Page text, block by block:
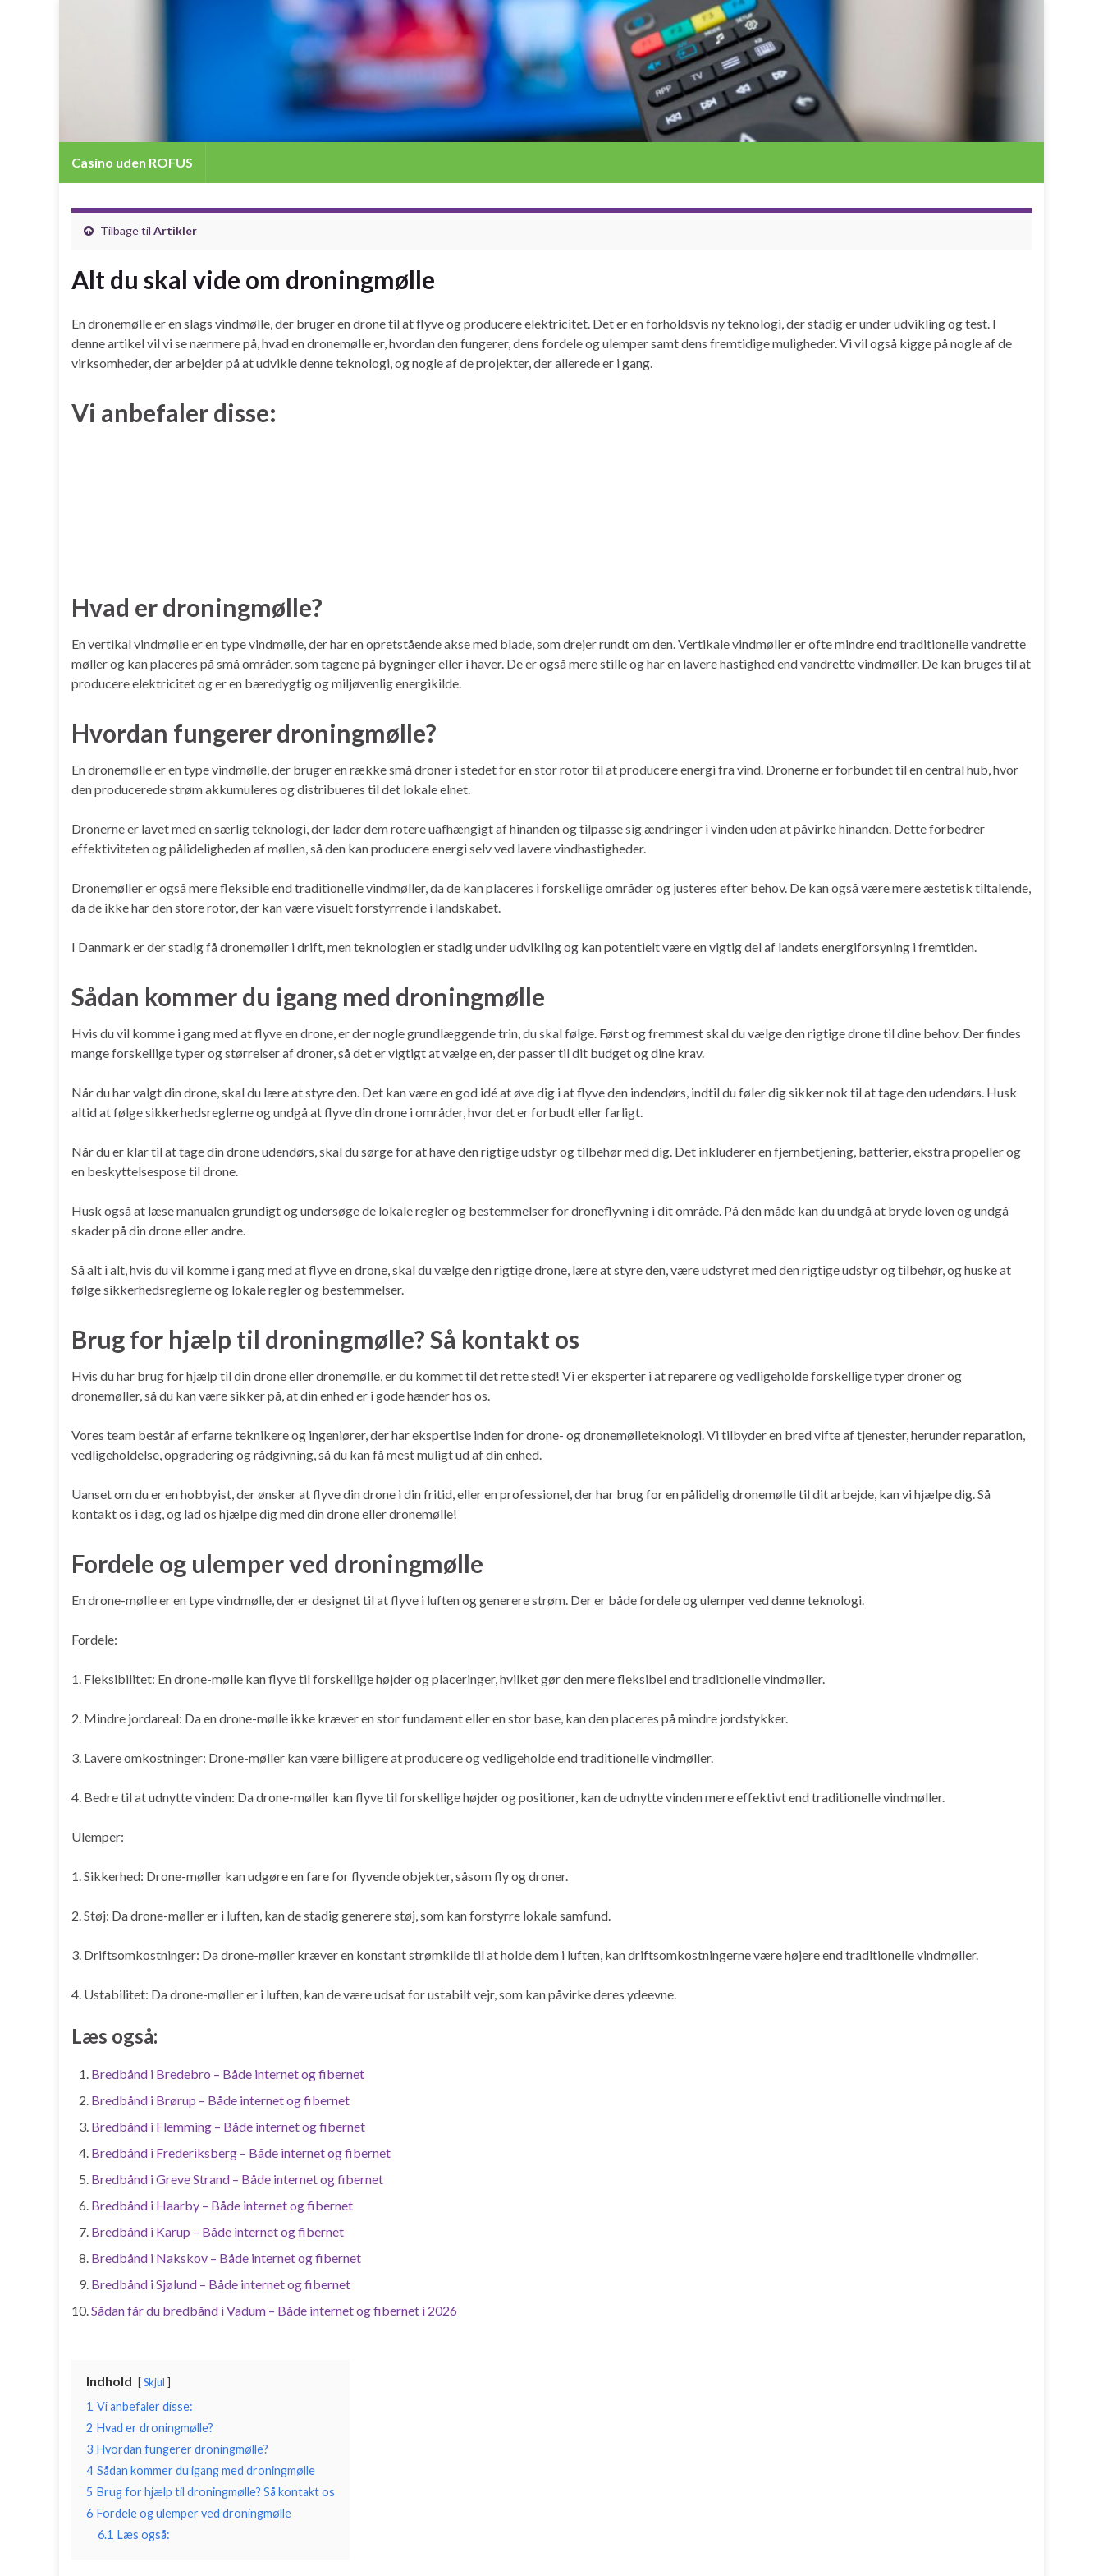
Casino uden ROFUS
Tilbage til Artikler
Alt du skal vide om droningmølle
En dronemølle er en slags vindmølle, der bruger en drone til at flyve og producere elektricitet. Det er en forholdsvis ny teknologi, der stadig er under udvikling og test. I
denne artikel vil vi se nærmere på, hvad en dronemølle er, hvordan den fungerer, dens fordele og ulemper samt dens fremtidige muligheder. Vi vil også kigge på nogle af de
virksomheder, der arbejder på at udvikle denne teknologi, og nogle af de projekter, der allerede er i gang.
Vi anbefaler disse:
Hvad er droningmølle?
En vertikal vindmølle er en type vindmølle, der har en opretstående akse med blade, som drejer rundt om den. Vertikale vindmøller er ofte mindre end traditionelle vandrette
møller og kan placeres på små områder, som tagene på bygninger eller i haver. De er også mere stille og har en lavere hastighed end vandrette vindmøller. De kan bruges til at
producere elektricitet og er en bæredygtig og miljøvenlig energikilde.
Hvordan fungerer droningmølle?
En dronemølle er en type vindmølle, der bruger en række små droner i stedet for en stor rotor til at producere energi fra vind. Dronerne er forbundet til en central hub, hvor
den producerede strøm akkumuleres og distribueres til det lokale elnet.
Dronerne er lavet med en særlig teknologi, der lader dem rotere uafhængigt af hinanden og tilpasse sig ændringer i vinden uden at påvirke hinanden. Dette forbedrer
effektiviteten og pålideligheden af møllen, så den kan producere energi selv ved lavere vindhastigheder.
Dronemøller er også mere fleksible end traditionelle vindmøller, da de kan placeres i forskellige områder og justeres efter behov. De kan også være mere æstetisk tiltalende,
da de ikke har den store rotor, der kan være visuelt forstyrrende i landskabet.
I Danmark er der stadig få dronemøller i drift, men teknologien er stadig under udvikling og kan potentielt være en vigtig del af landets energiforsyning i fremtiden.
Sådan kommer du igang med droningmølle
Hvis du vil komme i gang med at flyve en drone, er der nogle grundlæggende trin, du skal følge. Først og fremmest skal du vælge den rigtige drone til dine behov. Der findes
mange forskellige typer og størrelser af droner, så det er vigtigt at vælge en, der passer til dit budget og dine krav.
Når du har valgt din drone, skal du lære at styre den. Det kan være en god idé at øve dig i at flyve den indendørs, indtil du føler dig sikker nok til at tage den udendørs. Husk
altid at følge sikkerhedsreglerne og undgå at flyve din drone i områder, hvor det er forbudt eller farligt.
Når du er klar til at tage din drone udendørs, skal du sørge for at have den rigtige udstyr og tilbehør med dig. Det inkluderer en fjernbetjening, batterier, ekstra propeller og
en beskyttelsespose til drone.
Husk også at læse manualen grundigt og undersøge de lokale regler og bestemmelser for droneflyvning i dit område. På den måde kan du undgå at bryde loven og undgå
skader på din drone eller andre.
Så alt i alt, hvis du vil komme i gang med at flyve en drone, skal du vælge den rigtige drone, lære at styre den, være udstyret med den rigtige udstyr og tilbehør, og huske at
følge sikkerhedsreglerne og lokale regler og bestemmelser.
Brug for hjælp til droningmølle? Så kontakt os
Hvis du har brug for hjælp til din drone eller dronemølle, er du kommet til det rette sted! Vi er eksperter i at reparere og vedligeholde forskellige typer droner og
dronemøller, så du kan være sikker på, at din enhed er i gode hænder hos os.
Vores team består af erfarne teknikere og ingeniører, der har ekspertise inden for drone- og dronemølleteknologi. Vi tilbyder en bred vifte af tjenester, herunder reparation,
vedligeholdelse, opgradering og rådgivning, så du kan få mest muligt ud af din enhed.
Uanset om du er en hobbyist, der ønsker at flyve din drone i din fritid, eller en professionel, der har brug for en pålidelig dronemølle til dit arbejde, kan vi hjælpe dig. Så
kontakt os i dag, og lad os hjælpe dig med din drone eller dronemølle!
Fordele og ulemper ved droningmølle
En drone-mølle er en type vindmølle, der er designet til at flyve i luften og generere strøm. Der er både fordele og ulemper ved denne teknologi.
Fordele:
1. Fleksibilitet: En drone-mølle kan flyve til forskellige højder og placeringer, hvilket gør den mere fleksibel end traditionelle vindmøller.
2. Mindre jordareal: Da en drone-mølle ikke kræver en stor fundament eller en stor base, kan den placeres på mindre jordstykker.
3. Lavere omkostninger: Drone-møller kan være billigere at producere og vedligeholde end traditionelle vindmøller.
4. Bedre til at udnytte vinden: Da drone-møller kan flyve til forskellige højder og positioner, kan de udnytte vinden mere effektivt end traditionelle vindmøller.
Ulemper:
1. Sikkerhed: Drone-møller kan udgøre en fare for flyvende objekter, såsom fly og droner.
2. Støj: Da drone-møller er i luften, kan de stadig generere støj, som kan forstyrre lokale samfund.
3. Driftsomkostninger: Da drone-møller kræver en konstant strømkilde til at holde dem i luften, kan driftsomkostningerne være højere end traditionelle vindmøller.
4. Ustabilitet: Da drone-møller er i luften, kan de være udsat for ustabilt vejr, som kan påvirke deres ydeevne.
Læs også:
Bredbånd i Bredebro – Både internet og fibernet
Bredbånd i Brørup – Både internet og fibernet
Bredbånd i Flemming – Både internet og fibernet
Bredbånd i Frederiksberg – Både internet og fibernet
Bredbånd i Greve Strand – Både internet og fibernet
Bredbånd i Haarby – Både internet og fibernet
Bredbånd i Karup – Både internet og fibernet
Bredbånd i Nakskov – Både internet og fibernet
Bredbånd i Sjølund – Både internet og fibernet
Sådan får du bredbånd i Vadum – Både internet og fibernet i 2026
Indhold Skjul
1 Vi anbefaler disse:
2 Hvad er droningmølle?
3 Hvordan fungerer droningmølle?
4 Sådan kommer du igang med droningmølle
5 Brug for hjælp til droningmølle? Så kontakt os
6 Fordele og ulemper ved droningmølle
6.1 Læs også: